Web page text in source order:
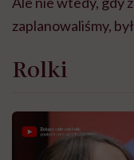
zaplanowaliśmy,
Rolki